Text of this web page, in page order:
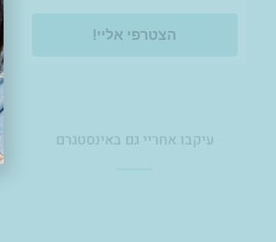
הצטרפי אליי!
עיקבו אחריי גם באינסטגרם